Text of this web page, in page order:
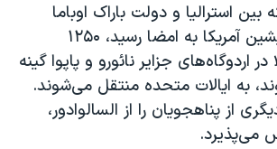
استرالیا و دولت باراک اوباما
رئیس جمهوری پیشین آمریکا به امضا رسید، ۱۲۵۰
اردوگاه‌های جزایر نائورو و پاپوا گینه
به ایالات متحده منتقل می‌شوند.
از پناهجویان را از السالوادور،
می‌پذیرد.